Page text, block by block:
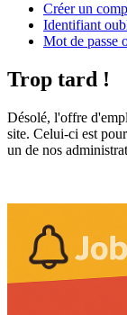
Créer un
Identifiant
Mot de passe
Trop tard !
Désolé, l'offre
site. Celui-ci est
un de nos